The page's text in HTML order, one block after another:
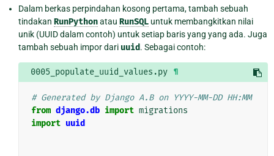
Dalam berkas perpindahan kosong pertama, tambah sebuah
tindakan RunPythonatau RunSQL untuk membangkitkan nilai
unik (UUID dalam contoh) untuk setiap baris yang yang ada. Juga
tambah sebuah impor dari uuid. Sebagai contoh:
0005_populate_uuid_values.py ¶
# Generated by Django A.B on YYYY-MM-DD HH:MM
from django.db import migrations
import uuid